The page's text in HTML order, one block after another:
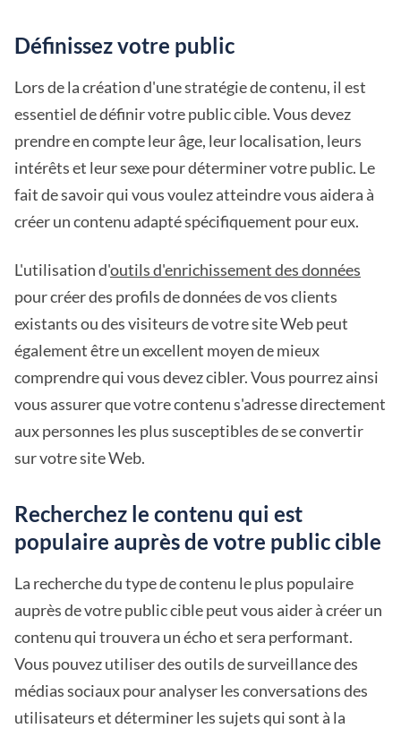
Définissez votre public
Lors de la création d'une stratégie de contenu, il est
essentiel de définir votre public cible. Vous devez
prendre en compte leur âge, leur localisation, leurs
intérêts et leur sexe pour déterminer votre public. Le
fait de savoir qui vous voulez atteindre vous aidera à
créer un contenu adapté spécifiquement pour eux.
L'utilisation d'outils d'enrichissement des données
pour créer des profils de données de vos clients
existants ou des visiteurs de votre site Web peut
également être un excellent moyen de mieux
comprendre qui vous devez cibler. Vous pourrez ainsi
vous assurer que votre contenu s'adresse directement
aux personnes les plus susceptibles de se convertir
sur votre site Web.
Recherchez le contenu qui est
populaire auprès de votre public cible
La recherche du type de contenu le plus populaire
auprès de votre public cible peut vous aider à créer un
contenu qui trouvera un écho et sera performant.
Vous pouvez utiliser des outils de surveillance des
médias sociaux pour analyser les conversations des
utilisateurs et déterminer les sujets qui sont à la